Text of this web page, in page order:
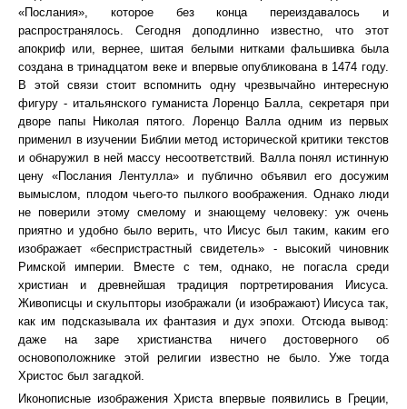
«Послания», которое без конца переиздавалось и
распространялось. Сегодня доподлинно известно, что этот
апокриф или, вернее, шитая белыми нитками фальшивка была
создана в тринадцатом веке и впервые опубликована в 1474 году.
В этой связи стоит вспомнить одну чрезвычайно интересную
фигуру - итальянского гуманиста Лоренцо Балла, секретаря при
дворе папы Николая пятого. Лоренцо Валла одним из первых
применил в изучении Библии метод исторической критики текстов
и обнаружил в ней массу несоответствий. Валла понял истинную
цену «Послания Лентулла» и публично объявил его досужим
вымыслом, плодом чьего-то пылкого воображения. Однако люди
не поверили этому смелому и знающему человеку: уж очень
приятно и удобно было верить, что Иисус был таким, каким его
изображает «беспристрастный свидетель» - высокий чиновник
Римской империи. Вместе с тем, однако, не погасла среди
христиан и древнейшая традиция портретирования Иисуса.
Живописцы и скульпторы изображали (и изображают) Иисуса так,
как им подсказывала их фантазия и дух эпохи. Отсюда вывод:
даже на заре христианства ничего достоверного об
основоположнике этой религии известно не было. Уже тогда
Христос был загадкой.
Иконописные изображения Христа впервые появились в Греции,